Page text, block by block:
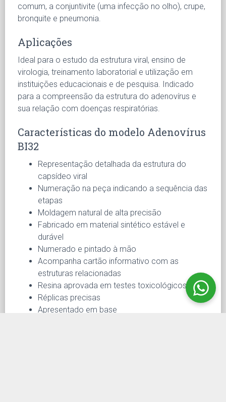
comum, a conjuntivite (uma infecção no olho), crupe,
bronquite e pneumonia.
Aplicações
Ideal para o estudo da estrutura viral, ensino de
virologia, treinamento laboratorial e utilização em
instituições educacionais e de pesquisa. Indicado
para a compreensão da estrutura do adenovírus e
sua relação com doenças respiratórias.
Características do modelo Adenovírus
BI32
Representação detalhada da estrutura do
capsídeo viral
Numeração na peça indicando a sequência das
etapas
Moldagem natural de alta precisão
Fabricado em material sintético estável e
durável
Numerado e pintado à mão
Acompanha cartão informativo com as
estruturas relacionadas
Resina aprovada em testes toxicológicos
Réplicas precisas
Apresentado em base